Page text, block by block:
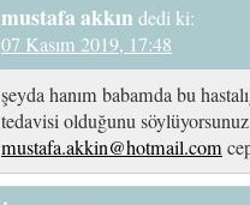
mustafa akkındedi ki:
07 Kasım 2019, 17:48
şeyda hanım babamda bu
tedavisi olduğunu
mustafa.akkin@hotmail.com